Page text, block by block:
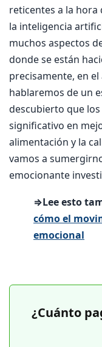
reticentes a la hora
la inteligencia
muchos aspectos
donde se están
precisamente, en
hablaremos de un
descubierto que
significativo en
alimentación y la
vamos a
emocionante
⇒Lee esto
cómo el
emocional
¿Cuánto